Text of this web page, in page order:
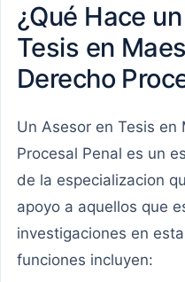
¿Qué Hace
Tesis en
Derecho
Un Asesor en Tesis en
Procesal Penal es un
de la especializacion
apoyo a aquellos que
investigaciones en
funciones incluyen: